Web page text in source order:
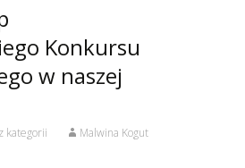
Konkursu
w naszej
kategorii Malwina Kogut